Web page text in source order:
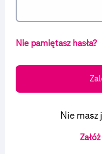
Nie pamiętasz hasła?
Nie masz